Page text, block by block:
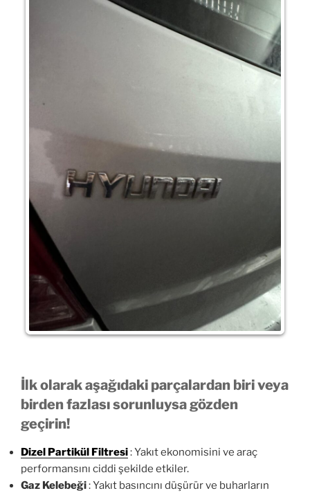
İlk olarak aşağıdaki parçalardan biri veya
birden fazlası sorunluysa gözden
geçirin!
Dizel Partikül Filtresi: Yakıt ekonomisini ve araç
performansını ciddi şekilde etkiler.
Gaz Kelebeği: Yakıt basıncını düşürür ve buharların